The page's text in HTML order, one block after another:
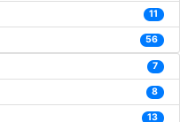
11
56
7
8
13